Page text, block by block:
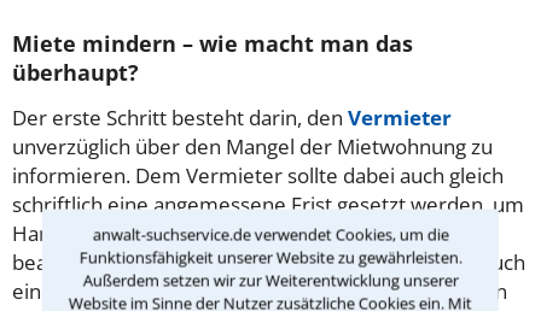
anwalt-suchservice.de verwendet Cookies, um die
Funktionsfähigkeit unserer Website zu gewährleisten.
Außerdem setzen wir zur Weiterentwicklung unserer
Website im Sinne der Nutzer zusätzliche Cookies ein. Mit
Miete mindern – wie macht man das
überhaupt?
Der erste Schritt besteht darin, den Vermieter
unverzüglich über den Mangel der Mietwohnung zu
informieren. Dem Vermieter sollte dabei auch gleich
schriftlich eine angemessene Frist gesetzt werden, um
Handwerker zu schicken. Die vom Vermieter
beauftragten Handwerker sollte derMieterdann auch
einlassen bzw. mit ihnen baldmöglichst einen Termin